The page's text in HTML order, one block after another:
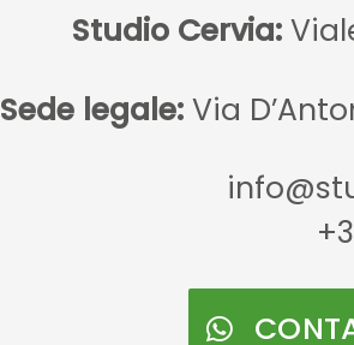
Studio Cervia:
Sede legale: Via